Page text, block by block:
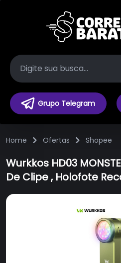
Grupo Telegram
Home Ofertas Shopee
Wurkkos HD03
De Clipe , Holofote
680LM/Lanterna De